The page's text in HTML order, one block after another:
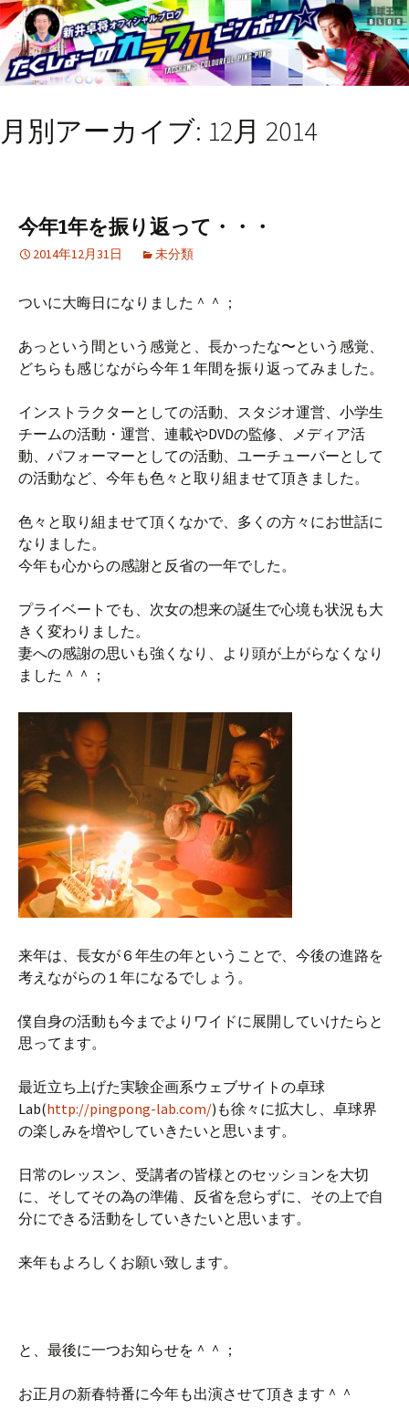
月別アーカイブ: 12月 2014
今年1年を振り返って・・・
2014年12月31日 未分類
ついに大晦日になりました＾＾；
あっという間という感覚と、長かったな〜という感覚、
どちらも感じながら今年１年間を振り返ってみました。
インストラクターとしての活動、スタジオ運営、小学生
チームの活動・運営、連載やDVDの監修、メディア活
動、パフォーマーとしての活動、ユーチューバーとして
の活動など、今年も色々と取り組ませて頂きました。
色々と取り組ませて頂くなかで、多くの方々にお世話に
なりました。
今年も心からの感謝と反省の一年でした。
プライベートでも、次女の想来の誕生で心境も状況も大
きく変わりました。
妻への感謝の思いも強くなり、より頭が上がらなくなり
ました＾＾；
来年は、長女が６年生の年ということで、今後の進路を
考えながらの１年になるでしょう。
僕自身の活動も今までよりワイドに展開していけたらと
思ってます。
最近立ち上げた実験企画系ウェブサイトの卓球
Lab(http://pingpong-lab.com/)も徐々に拡大し、卓球界
の楽しみを増やしていきたいと思います。
日常のレッスン、受講者の皆様とのセッションを大切
に、そしてその為の準備、反省を怠らずに、その上で自
分にできる活動をしていきたいと思います。
来年もよろしくお願い致します。
と、最後に一つお知らせを＾＾；
お正月の新春特番に今年も出演させて頂きます＾＾